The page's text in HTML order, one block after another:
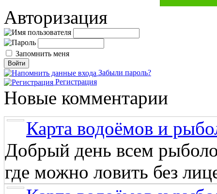
Авторизация
Запомнить меня
Забыли пароль?
Регистрация
Новые комментарии
Карта водоёмов и
Добрый день всем
где можно ловить без